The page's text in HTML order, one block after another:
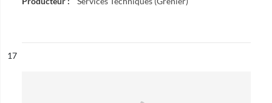
n°
17